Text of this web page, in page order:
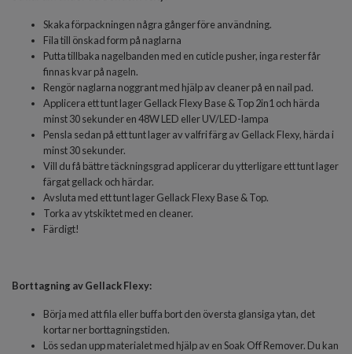
Skaka förpackningen några gånger före användning.
Fila till önskad form på naglarna
Putta tillbaka nagelbanden med en cuticle pusher, inga rester får
finnas kvar på nageln.
Rengör naglarna noggrant med hjälp av cleaner på en nail pad.
Applicera ett tunt lagerGellack Flexy Base & Top 2in1 och härda
minst 30 sekunder en 48W LED eller UV/LED-lampa
Pensla sedan på ett tunt lager av valfri färg av Gellack Flexy, härda i
minst 30 sekunder.
Vill du få bättre täckningsgrad applicerar du ytterligare ett tunt lager
färgat gellack och härdar.
Avsluta med ett tunt lager Gellack Flexy Base & Top.
Torka av ytskiktet med en cleaner.
Färdigt!
Borttagning av Gellack Flexy:
Börja med att fila eller buffa bort den översta glansiga ytan, det
kortar ner borttagningstiden.
Lös sedan upp materialet med hjälp av en Soak Off Remover. Du kan